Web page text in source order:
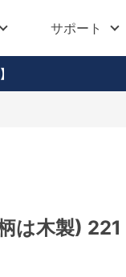
サポート
は木製) 221